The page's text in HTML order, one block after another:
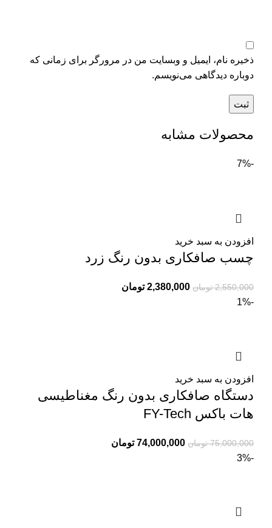
ذخیره نام، ایمیل و وبسایت من در مرورگر برای زمانی که
دوباره دیدگاهی می‌نویسم.
محصولات مشابه
-7%
افزودن به سبد خرید
چسب صافکاری بدون رنگ زرد
2,550,000 تومان 2,380,000 تومان
-1%
افزودن به سبد خرید
دستگاه صافکاری بدون رنگ مغناطیسی
هات باکس FY-Tech
75,000,000 تومان 74,000,000 تومان
-3%